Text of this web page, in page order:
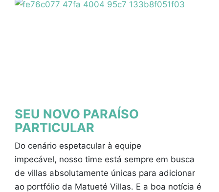
SEU NOVO PARAÍSO
PARTICULAR
Do cenário espetacular à equipe
impecável, nosso time está sempre em busca
de villas absolutamente únicas para adicionar
ao portfólio da Matueté Villas. E a boa notícia é